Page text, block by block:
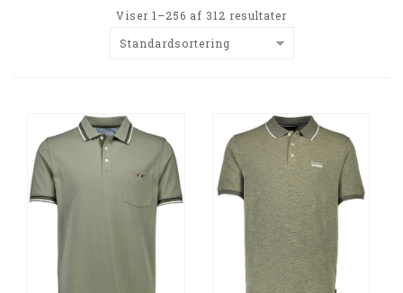
Viser 1–256 af 312 resultater
Standardsortering